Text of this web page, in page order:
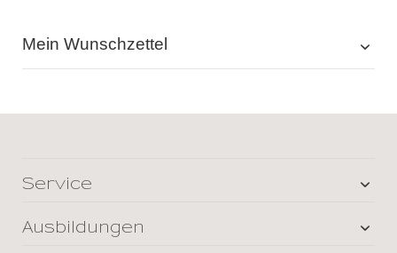
Mein Wunschzettel
Service
Ausbildungen